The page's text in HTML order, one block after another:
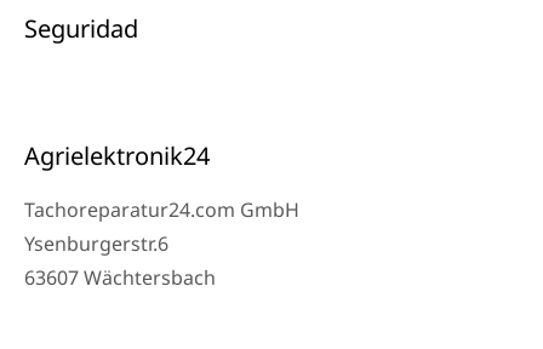
Seguridad
Agrielektronik24
Tachoreparatur24.com GmbH
Ysenburgerstr.6
63607 Wächtersbach